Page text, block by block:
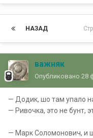
НАЗАД
важняк
Опубликовано 28
— Додик, шо там упало
— Ривочка, это не бунт,
— Марк Соломонович, и